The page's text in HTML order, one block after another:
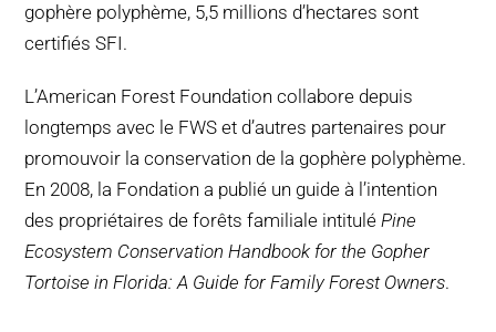
gophère polyphème, 5,5 millions d’hectares sont
certifiés SFI.
L’American Forest Foundation collabore depuis
longtemps avec le FWS et d’autres partenaires pour
promouvoir la conservation de la gophère polyphème.
En 2008, la Fondation a publié un guide à l’intention
des propriétaires de forêts familiale intituléPine
Ecosystem Conservation Handbook for the Gopher
Tortoise in Florida: A Guide for Family Forest Owners.